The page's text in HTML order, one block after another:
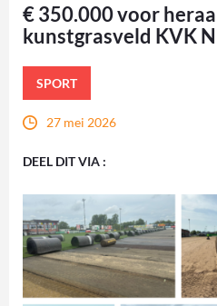
€ 350.000 voor
kunstgrasveld KVK
SPORT
27 mei 2026
DEEL DIT VIA :